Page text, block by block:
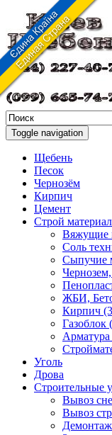
Toggle navigation
Щебень
Песок
Чернозём
Кирпич
Цемент
Строй
Вяжущие
Соль
Сыпучие
ЖБИ,
Кирпич
Газоблок
Арматура
Уголь
Дрова
Строительные
Вывоз
Вывоз